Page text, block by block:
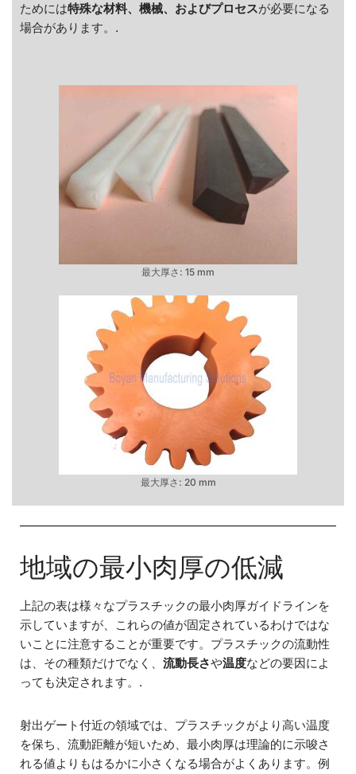
ためには特殊な材料、機械、およびプロセスが必要になる
場合があります。.
最大厚さ: 15 mm
最大厚さ: 20 mm
地域の最小肉厚の低減
上記の表は様々なプラスチックの最小肉厚ガイドラインを
示していますが、これらの値が固定されているわけではな
いことに注意することが重要です。プラスチックの流動性
は、その種類だけでなく、 流動長さや温度などの要因によ
っても決定されます。.
射出ゲート付近の領域では、プラスチックがより高い温度
を保ち、流動距離が短いため、最小肉厚は理論的に示唆さ
れる値よりもはるかに小さくなる場合がよくあります。例